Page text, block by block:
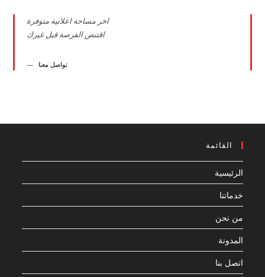
اخر مساحة اعلانية متوفرة
اقتنص الفرصة قبل غيرك
تواصل معنا
القائمة
الرئيسية
خدماتنا
من نحن
المدونة
اتصل بنا